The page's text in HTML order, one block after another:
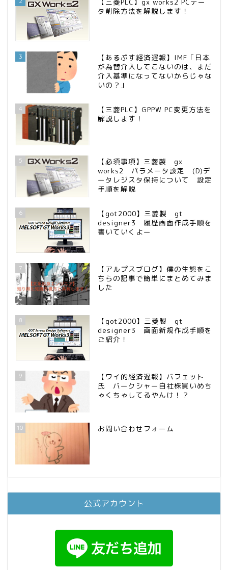
タ削除方法を解説します！
3
【あるぷす経済遅報】IMF「日本
が為替介入してこないのは、まだ
介入基準になってないからじゃな
いの？」
4
【三菱PLC】GPPW PC変更方法を
解説します！
5
【必須事項】三菱製 gx
works2 パラメータ設定 (D)デ
ータレジスタ保持について 設定
手順を解説
6
【got2000】三菱製 gt
designer3 履歴画面作成手順を
書いていくよー
7
【アルプスブログ】僕の生態をこ
ちらの記事で簡単にまとめてみま
した
8
【got2000】三菱製 gt
designer3 画面新規作成手順を
ご紹介！
9
【ワイ的経済遅報】バフェット
氏 バークシャー自社株買いめち
ゃくちゃしてるやんけ！？
10 お問い合わせフォーム
公式アカウント